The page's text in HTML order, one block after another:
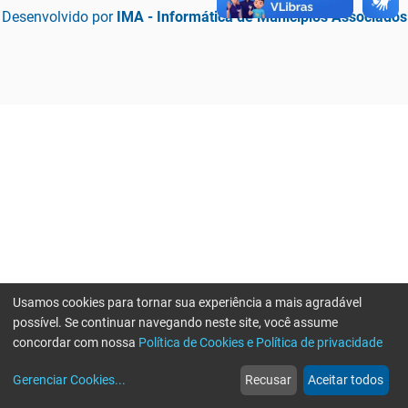
Desenvolvido por IMA - Informática de Municípios Associados
web
Notícias
more_horiz
Mais
Usamos cookies para tornar sua experiência a mais agradável
possível. Se continuar navegando neste site, você assume
concordar com nossa Política de Cookies e Política de privacidade
Gerenciar Cookies... Recusar Aceitar todos
Erro ao enviar informações, por favor tente novamente